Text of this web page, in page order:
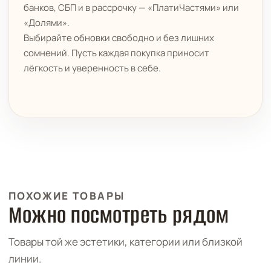
банков, СБП и в рассрочку — «ПлатиЧастями» или
«Долями».
Выбирайте обновки свободно и без лишних
сомнений. Пусть каждая покупка приносит
лёгкость и уверенность в себе.
ПОХОЖИЕ ТОВАРЫ
Можно посмотреть рядом
Товары той же эстетики, категории или близкой
линии.